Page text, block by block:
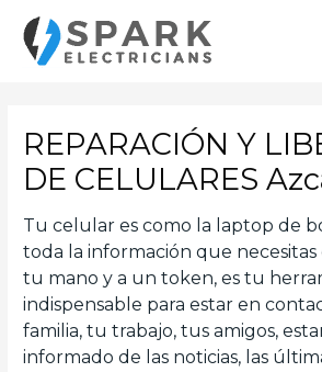
contenido
REPARACIÓN Y
DE CELULARES
Tu celular es como la laptop de
toda la información que necesitas
tu mano y a un token, es tu
indispensable para estar en
familia, tu trabajo, tus amigos,
informado de las noticias, las